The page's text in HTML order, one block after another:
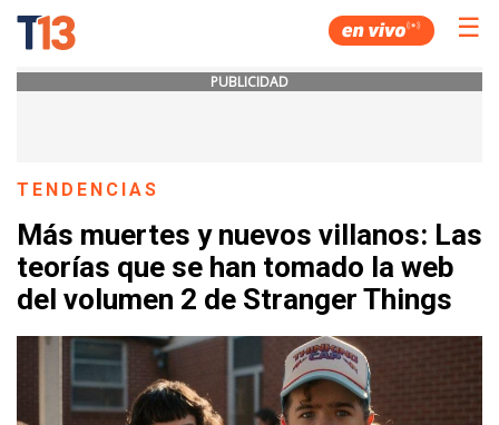
☰
PUBLICIDAD
TENDENCIAS
Más muertes y nuevos villanos: Las
teorías que se han tomado la web
del volumen 2 de Stranger Things